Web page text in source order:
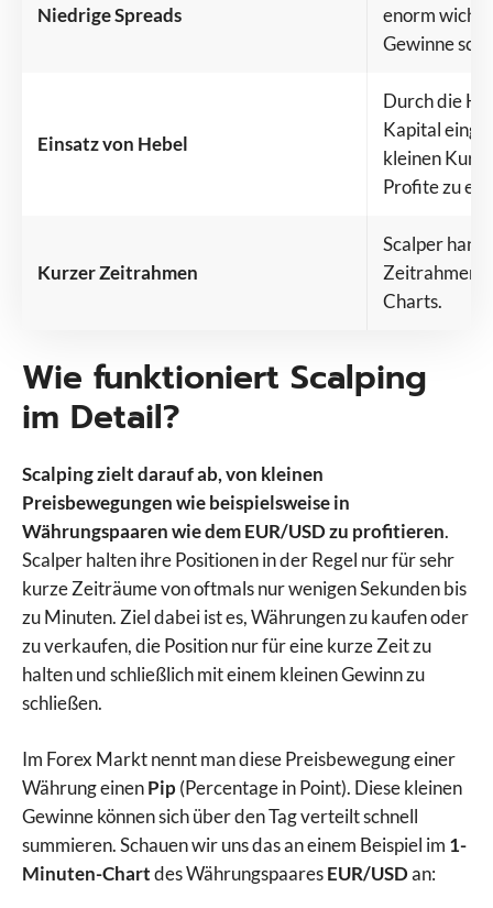
Niedrige Spreads
enorm
Gewinne
Einsatz von Hebel
Durch die
Kapital
kleinen
Profite zu
Kurzer Zeitrahmen
Scalper
Zeitrahmen,
Charts.
Wie funktioniert Scalping
im Detail?
Scalping zielt darauf ab, von kleinen
Preisbewegungen wie beispielsweise in
Währungspaaren wie dem EUR/USD zu profitieren.
Scalper halten ihre Positionen in der Regel nur für sehr
kurze Zeiträume von oftmals nur wenigen Sekunden bis
zu Minuten. Ziel dabei ist es, Währungen zu kaufen oder
zu verkaufen, die Position nur für eine kurze Zeit zu
halten und schließlich mit einem kleinen Gewinn zu
schließen.
Im Forex Markt nennt man diese Preisbewegung einer
Währung einenPip(Percentage in Point). Diese kleinen
Gewinne können sich über den Tag verteilt schnell
summieren. Schauen wir uns das an einem Beispiel im 1-
Minuten-Chartdes WährungspaaresEUR/USDan: